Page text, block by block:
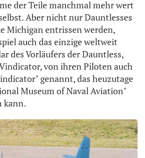
der Teile manchmal mehr wert
Aber nicht nur Dauntlesses
Michigan entrissen werden,
auch das einzige weltweit
des Vorläufers der Dauntless,
von ihren Piloten auch
genannt, das heuzutage
Museum of Naval Aviation"
kann.